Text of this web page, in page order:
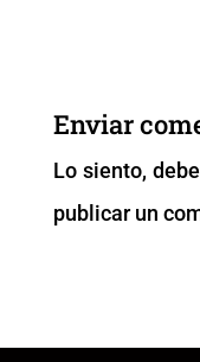
b
o
o
k
Enviar
Lo siento,
publicar un